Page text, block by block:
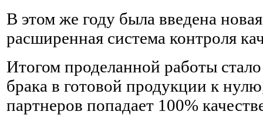
В этом же году была введена
расширенная система контроля
Итогом проделанной работы
брака в готовой продукции к
партнеров попадает 100%